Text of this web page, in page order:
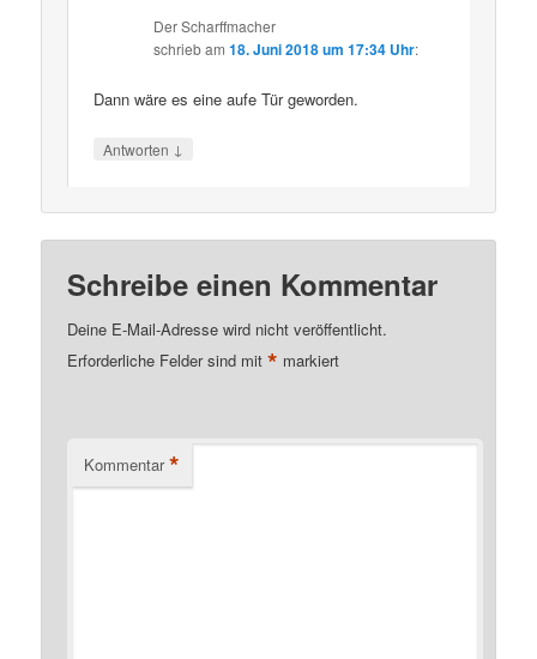
Der Scharffmacher
schriebam18. Juni 2018 um 17:34 Uhr:
Dann wäre es eine aufe Tür geworden.
Antworten ↓
Schreibe einen Kommentar
Deine E-Mail-Adresse wird nicht veröffentlicht.
Erforderliche Felder sind mit* markiert
Kommentar *